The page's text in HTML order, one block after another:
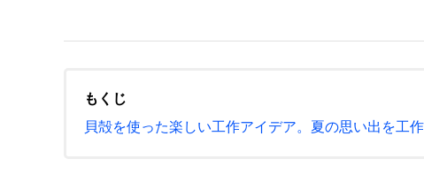
もくじ
貝殻を使った楽しい工作アイデア。夏の思い出を工作